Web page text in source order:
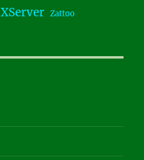
XServer Zattoo